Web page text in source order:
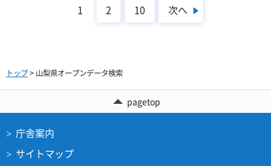
1 2 10 次へ
トップ> 山梨県オープンデータ検索
pagetop
庁舎案内
サイトマップ